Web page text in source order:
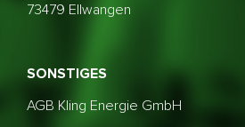
73479 Ellwangen
SONSTIGES
AGB Kling Energie GmbH